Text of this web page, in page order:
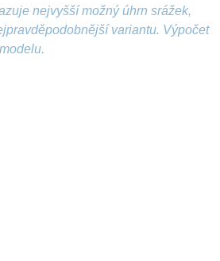
nejvyšší možný úhrn srážek,
variantu. Výpočet